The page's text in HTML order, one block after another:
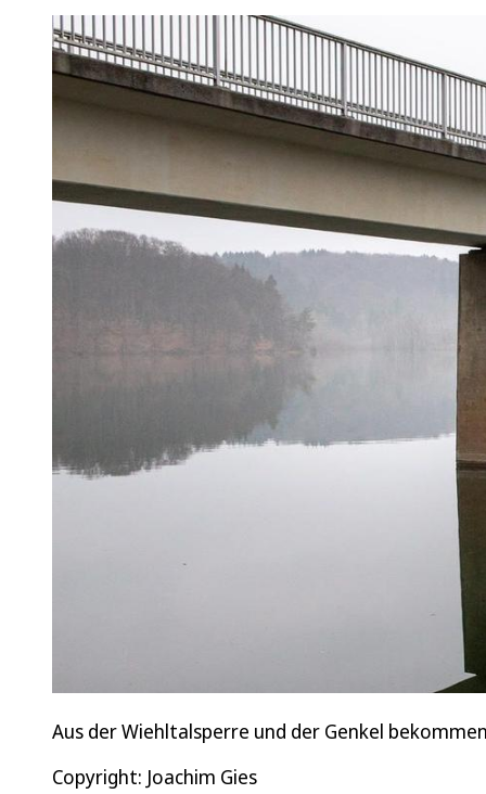
Aus der Wiehltalsperre und der Genkel
Copyright: Joachim Gies